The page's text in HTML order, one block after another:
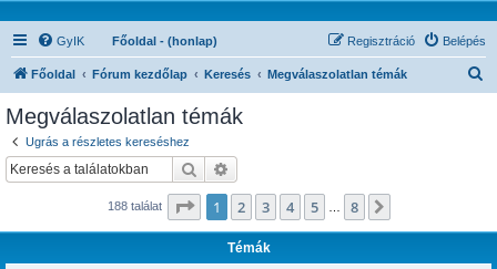
GyIK Főoldal - (honlap) Belépés
Regisztráció
Főoldal Fórum kezdőlap Keresés Megválaszolatlan témák
s
Megválaszolatlan témák
Ugrás a részletes kereséshez
Keresés
188 találat Oldal:1 8
1 2 3 4 5 8
Témák